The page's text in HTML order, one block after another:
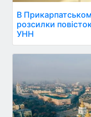
В
розсилки
УНН